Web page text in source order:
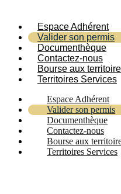
Espace Adhérent
Valider son permis
Documenthèque
Contactez-nous
Bourse aux
Territoires Services
Espace Adhérent
Valider son permis
Documenthèque
Contactez-nous
Bourse aux
Territoires Services